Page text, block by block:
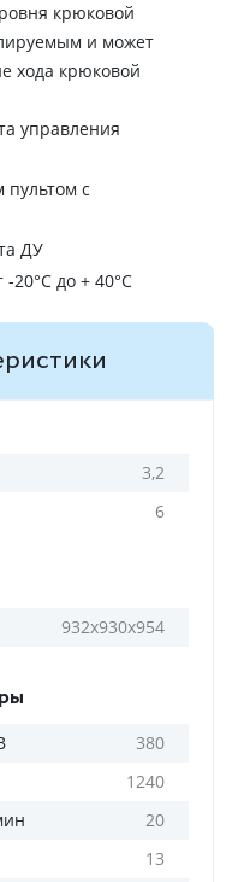
крюковой
и может
хода крюковой
управления
ДУ
20°C до + 40°C
3,2
6
932х930х954
380
1240
20
13